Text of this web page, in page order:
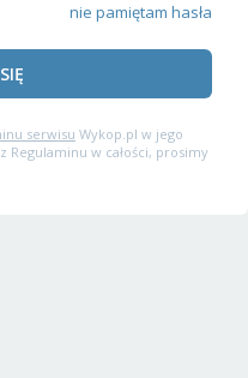
nie pamiętam hasła
serwisu Wykop.pl w jego
w całości, prosimy